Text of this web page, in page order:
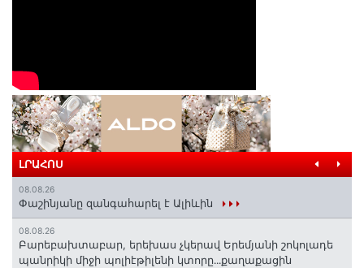
ԼՐԱՀՈՍ
08.08.26
Փաշինյանը զանգահարել է Ալիևին
08.08.26
Բարեբախտաբար, երեխաս չկերավ Երեմյանի շոկոլադե
պանրիկի միջի պոլիէթիլենի կտորը․․․քաղաքացին